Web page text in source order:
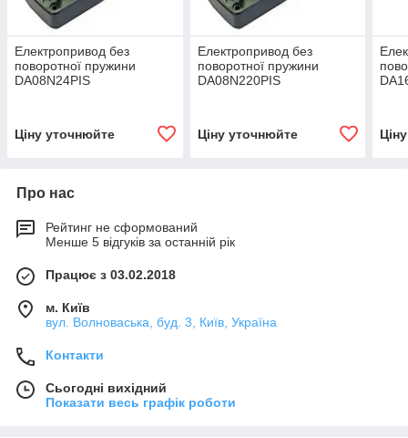
Електропривод без
поворотної пружини
DA08N24PIS
Ціну уточнюйте
Електропривод без
поворотної пружини
DA08N220PIS
Ціну уточнюйте
Про нас
Рейтинг не сформований
Менше 5 відгуків за останній рік
Працює з 03.02.2018
м. Київ
вул. Волноваська, буд. 3, Київ, Україна
Контакти
Сьогодні вихідний
Показати весь графік роботи